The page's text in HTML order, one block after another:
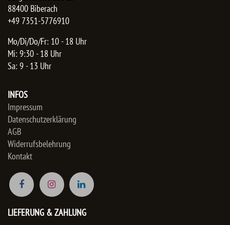
88400 Biberach
+49 7351-5776910
Mo/Di/Do/Fr: 10 - 18 Uhr
Mi: 9:30 - 18 Uhr
Sa: 9 - 13 Uhr
INFOS
Impressum
Datenschutzerklärung
AGB
Widerrufsbelehrung
Kontakt
LIEFERUNG & ZAHLUNG